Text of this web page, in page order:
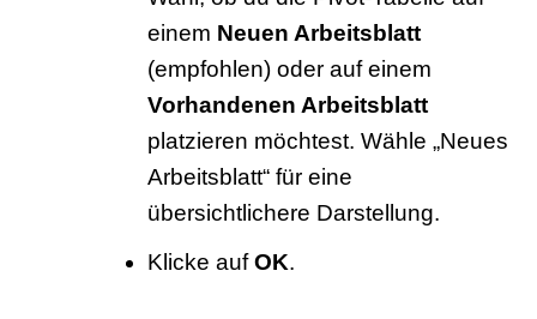
einem Neuen Arbeitsblatt
(empfohlen) oder auf einem
Vorhandenen Arbeitsblatt
platzieren möchtest. Wähle „Neues
Arbeitsblatt“ für eine
übersichtlichere Darstellung.
Klicke aufOK.